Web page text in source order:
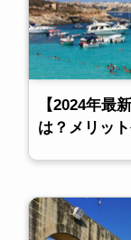
【2024年最
は？メリッ